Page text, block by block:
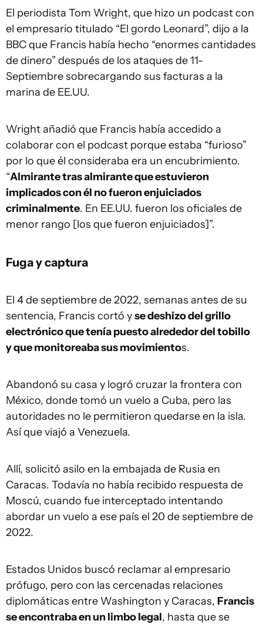
El periodista Tom Wright, que hizo un podcast con
el empresario titulado “El gordo Leonard”, dijo a la
BBC que Francis había hecho “enormes cantidades
de dinero” después de los ataques de 11-
Septiembre sobrecargando sus facturas a la
marina de EE.UU.
Wright añadió que Francis había accedido a
colaborar con el podcast porque estaba “furioso”
por lo que él consideraba era un encubrimiento.
“Almirante tras almirante que estuvieron
implicados con él no fueron enjuiciados
criminalmente. En EE.UU. fueron los oficiales de
menor rango [los que fueron enjuiciados]”.
Fuga y captura
El 4 de septiembre de 2022, semanas antes de su
sentencia, Francis cortó yse deshizo del grillo
electrónico que tenía puesto alrededor del tobillo
y que monitoreaba sus movimientos.
Abandonó su casa y logró cruzar la frontera con
México, donde tomó un vuelo a Cuba, pero las
autoridades no le permitieron quedarse en la isla.
Así que viajó a Venezuela.
Allí, solicitó asilo en la embajada de Rusia en
Caracas. Todavía no había recibido respuesta de
Moscú, cuando fue interceptado intentando
abordar un vuelo a ese país el 20 de septiembre de
2022.
Estados Unidos buscó reclamar al empresario
prófugo, pero con las cercenadas relaciones
diplomáticas entre Washington y Caracas, Francis
se encontraba en un limbo legal, hasta que se